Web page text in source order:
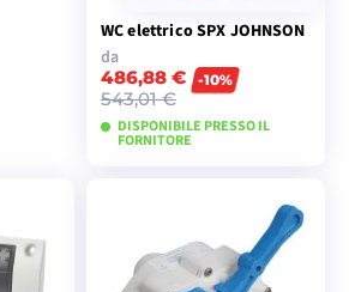
WC elettrico SPX JOHNSON
da
486,88 €
543,01 €
-10%
DISPONIBILE PRESSO IL
FORNITORE
MODELLI